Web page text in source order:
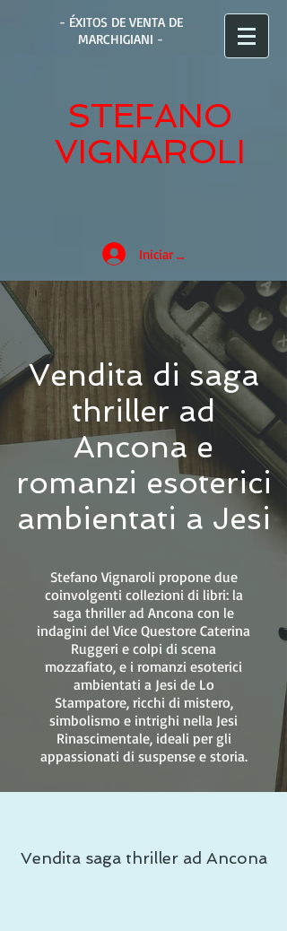
- ÉXITOS DE VENTA DE
MARCHIGIANI -
STEFANO
VIGNAROLI
Iniciar sesión
Vendita di saga
thriller ad
Ancona e
romanzi esoterici
ambientati a Jesi
Stefano Vignaroli propone due
coinvolgenti collezioni di libri: la
saga thriller ad Ancona con le
indagini del Vice Questore Caterina
Ruggeri e colpi di scena
mozzafiato, e i romanzi esoterici
ambientati a Jesi de Lo
Stampatore, ricchi di mistero,
simbolismo e intrighi nella Jesi
Rinascimentale, ideali per gli
appassionati di suspense e storia.
Vendita saga thriller ad Ancona